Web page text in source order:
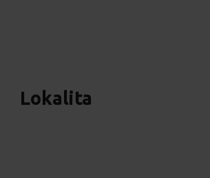
Lokalita